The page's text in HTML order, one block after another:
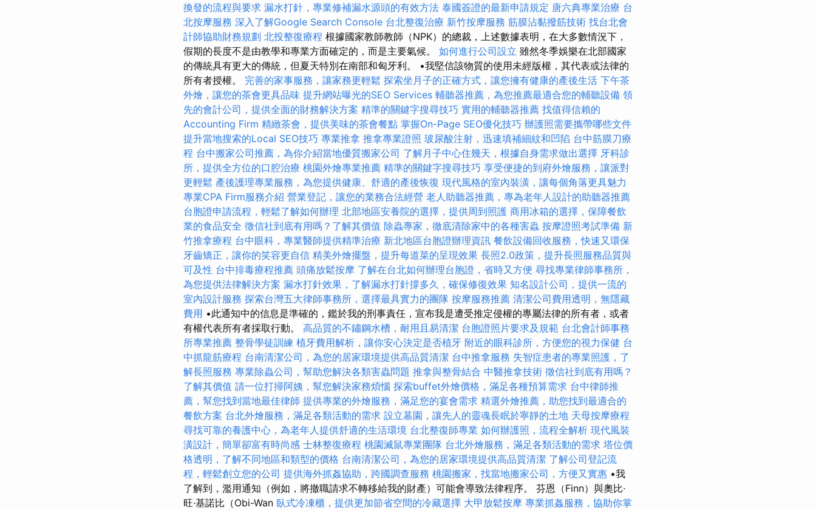
換發的流程與要求 漏水打針，專業修補漏水源頭的有效方法 泰國簽證的最新申請規定 唐六典專業治療 台
北按摩服務 深入了解Google Search Console 台北整復治療 新竹按摩服務 筋膜沾黏撥筋技術 找台北會
計師協助財務規劃 北投整復療程 根據國家教師教師（NPK）的總裁，上述數據表明，在大多數情況下，
假期的長度不是由教學和專業方面確定的，而是主要氣候。 如何進行公司設立 雖然冬季娛樂在北部國家
的傳統具有更大的傳統，但夏天特別在南部和匈牙利。 •我堅信該物質的使用未經版權，其代表或法律的
所有者授權。 完善的家事服務，讓家務更輕鬆 探索坐月子的正確方式，讓您擁有健康的產後生活 下午茶
外燴，讓您的茶會更具品味 提升網站曝光的SEO Services 輔聽器推薦，為您推薦最適合您的輔聽設備 領
先的會計公司，提供全面的財務解決方案 精準的關鍵字搜尋技巧 實用的輔聽器推薦 找值得信賴的
Accounting Firm 精緻茶會，提供美味的茶會餐點 掌握On-Page SEO優化技巧 辦護照需要攜帶哪些文件
提升當地搜索的Local SEO技巧 專業推拿 推拿專業證照 玻尿酸注射，迅速填補細紋和凹陷 台中筋膜刀療
程 台中搬家公司推薦，為你介紹當地優質搬家公司 了解月子中心住幾天，根據自身需求做出選擇 牙科診
所，提供全方位的口腔治療 桃園外燴專業推薦 精準的關鍵字搜尋技巧 享受便捷的到府外燴服務，讓派對
更輕鬆 產後護理專業服務，為您提供健康、舒適的產後恢復 現代風格的室內裝潢，讓每個角落更具魅力
專業CPA Firm服務介紹 營業登記，讓您的業務合法經營 老人助聽器推薦，專為老年人設計的助聽器推薦
台胞證申請流程，輕鬆了解如何辦理 北部地區安養院的選擇，提供周到照護 商用冰箱的選擇，保障餐飲
業的食品安全 徵信社到底有用嗎？了解其價值 除蟲專家，徹底清除家中的各種害蟲 按摩證照考試準備 新
竹推拿療程 台中眼科，專業醫師提供精準治療 新北地區台胞證辦理資訊 餐飲設備回收服務，快速又環保
牙齒矯正，讓你的笑容更自信 精美外燴擺盤，提升每道菜的呈現效果 長照2.0政策，提升長照服務品質與
可及性 台中排毒療程推薦 頭痛放鬆按摩 了解在台北如何辦理台胞證，省時又方便 尋找專業律師事務所，
為您提供法律解決方案 漏水打針效果，了解漏水打針撐多久，確保修復效果 知名設計公司，提供一流的
室內設計服務 探索台灣五大律師事務所，選擇最具實力的團隊 按摩服務推薦 清潔公司費用透明，無隱藏
費用 •此通知中的信息是準確的，鑑於我的刑事責任，宣布我是遭受推定侵權的專屬法律的所有者，或者
有權代表所有者採取行動。 高品質的不鏽鋼水槽，耐用且易清潔 台胞證照片要求及規範 台北會計師事務
所專業推薦 整骨學徒訓練 植牙費用解析，讓你安心決定是否植牙 附近的眼科診所，方便您的視力保健 台
中抓龍筋療程 台南清潔公司，為您的居家環境提供高品質清潔 台中推拿服務 失智症患者的專業照護，了
解長照服務 專業除蟲公司，幫助您解決各類害蟲問題 推拿與整骨結合 中醫推拿技術 徵信社到底有用嗎？
了解其價值 請一位打掃阿姨，幫您解決家務煩惱 探索buffet外燴價格，滿足各種預算需求 台中律師推
薦，幫您找到當地最佳律師 提供專業的外燴服務，滿足您的宴會需求 精選外燴推薦，助您找到最適合的
餐飲方案 台北外燴服務，滿足各類活動的需求 設立墓園，讓先人的靈魂長眠於寧靜的土地 天母按摩療程
尋找可靠的養護中心，為老年人提供舒適的生活環境 台北整復師專業 如何辦護照，流程全解析 現代風裝
潢設計，簡單卻富有時尚感 士林整復療程 桃園滅鼠專業團隊 台北外燴服務，滿足各類活動的需求 塔位價
格透明，了解不同地區和類型的價格 台南清潔公司，為您的居家環境提供高品質清潔 了解公司登記流
程，輕鬆創立您的公司 提供海外抓姦協助，跨國調查服務 桃園搬家，找當地搬家公司，方便又實惠 •我
了解到，濫用通知（例如，將撤職請求不轉移給我的財產）可能會導致法律程序。 芬恩（Finn）與奧比·
旺·基諾比（Obi-Wan 臥式冷凍櫃，提供更加節省空間的冷藏選擇 大甲放鬆按摩 專業抓姦服務，協助你掌